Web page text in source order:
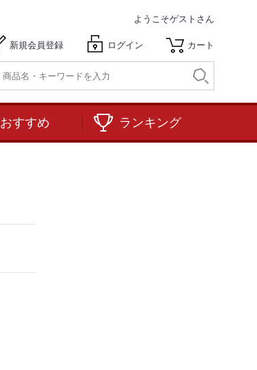
ようこそゲストさん
新規会員登録 ログイン カート
おすすめ ランキング